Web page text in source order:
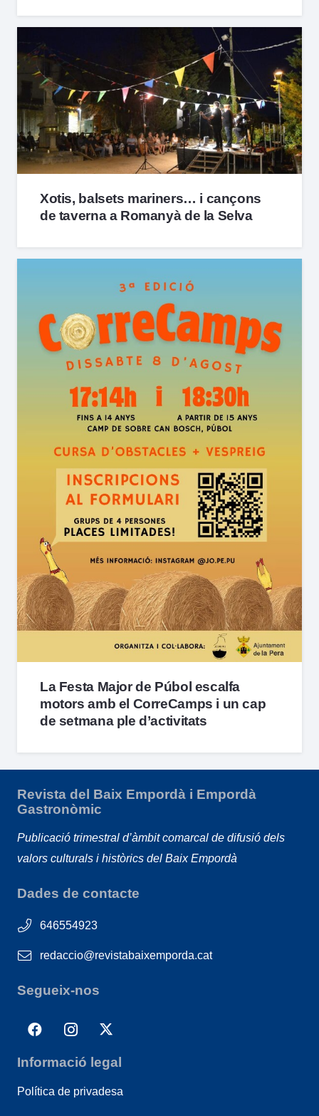
Xotis, balsets mariners… i cançons
de taverna a Romanyà de la Selva
La Festa Major de Púbol escalfa
motors amb el CorreCamps i un cap
de setmana ple d’activitats
Revista del Baix Empordà i Empordà
Gastronòmic
Publicació trimestral d’àmbit comarcal de difusió dels
valors culturals i històrics del Baix Empordà
Dades de contacte
646554923
redaccio@revistabaixemporda.cat
Segueix-nos
Informació legal
Política de privadesa